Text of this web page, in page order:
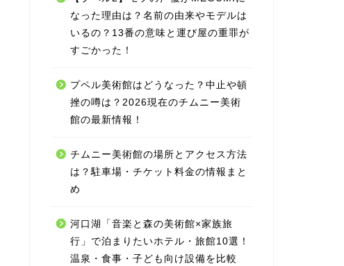
なった理由は？名前の由来やモデルは
いるの？13番の意味と運び屋の重罪が
すごかった！
プペル美術館はどうなった？中止や頓
挫の噂は？2026現在のチムニー美術
館の最新情報！
チムニー美術館の場所とアクセス方法
は？駐車場・チケット料金の情報まと
め
河口湖「音楽と森の美術館×家族旅
行」で泊まりたいホテル・旅館10選！
温泉・食事・子ども向け設備を比較